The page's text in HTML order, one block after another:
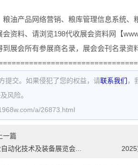
油产品网络营销、粮库管理信息系统
会资料、请浏览198代收展会资料网【
展会所有参展商名录，展会会刊名录资
提交。如果侵犯了您的权益，请联系我们 ，
风险。
a/26873.html
一篇
动化技术及装备展览会...